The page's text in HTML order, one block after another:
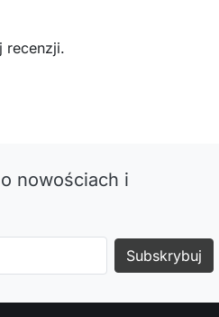
recenzji.
nowościach i